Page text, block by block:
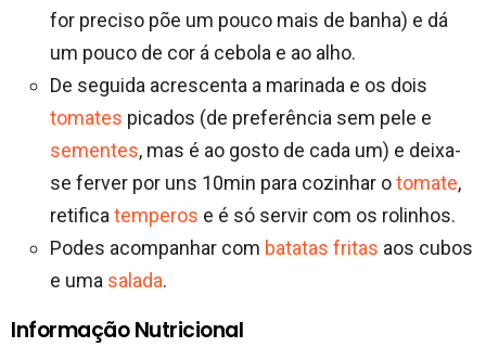
for preciso põe um pouco mais de banha) e dá
um pouco de cor á cebola e ao alho.
De seguida acrescenta a marinada e os dois
tomates picados (de preferência sem pele e
sementes, mas é ao gosto de cada um) e deixa-
se ferver por uns 10min para cozinhar otomate,
retificatemperos e é só servir com os rolinhos.
Podes acompanhar com batatas fritas aos cubos
e uma salada.
Informação Nutricional